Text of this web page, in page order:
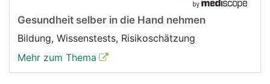
Gesundheit selber in die Hand nehmen
Bildung, Wissenstests, Risikoschätzung
Mehr zum Thema